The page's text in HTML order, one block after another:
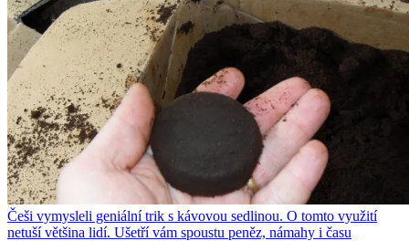
Češi vymysleli geniální trik s kávovou sedlinou. O tomto využití
netuší většina lidí. Ušetří vám spoustu peněz, námahy i času